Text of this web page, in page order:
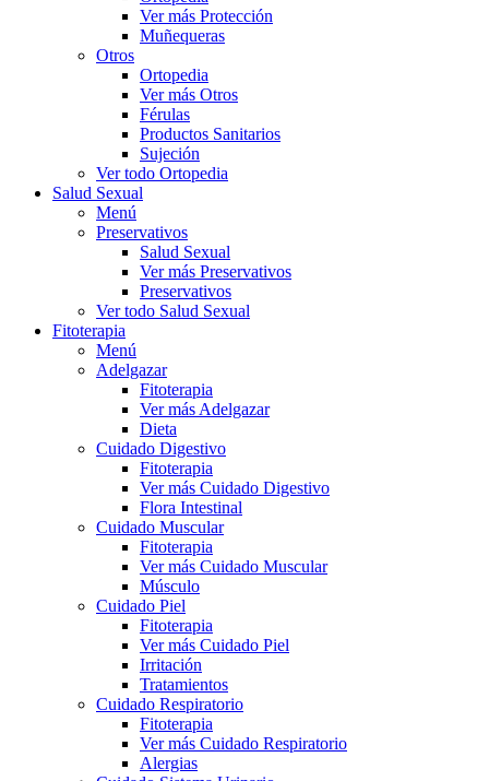
Ver más Protección
Muñequeras
Otros
Ortopedia
Ver más Otros
Férulas
Productos Sanitarios
Sujeción
Ver todo Ortopedia
Salud Sexual
Menú
Preservativos
Salud Sexual
Ver más Preservativos
Preservativos
Ver todo Salud Sexual
Fitoterapia
Menú
Adelgazar
Fitoterapia
Ver más Adelgazar
Dieta
Cuidado Digestivo
Fitoterapia
Ver más Cuidado Digestivo
Flora Intestinal
Cuidado Muscular
Fitoterapia
Ver más Cuidado Muscular
Músculo
Cuidado Piel
Fitoterapia
Ver más Cuidado Piel
Irritación
Tratamientos
Cuidado Respiratorio
Fitoterapia
Ver más Cuidado Respiratorio
Alergias